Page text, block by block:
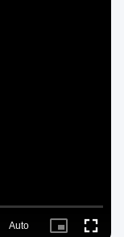
Auto
Picture- Fullscreen